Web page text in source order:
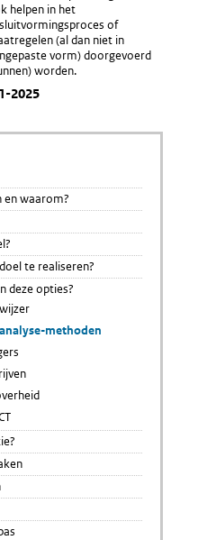
helpen in het
of
(al dan niet in
vorm) doorgevoerd
worden.
2025
en waarom?
te realiseren?
deze opties?
methoden